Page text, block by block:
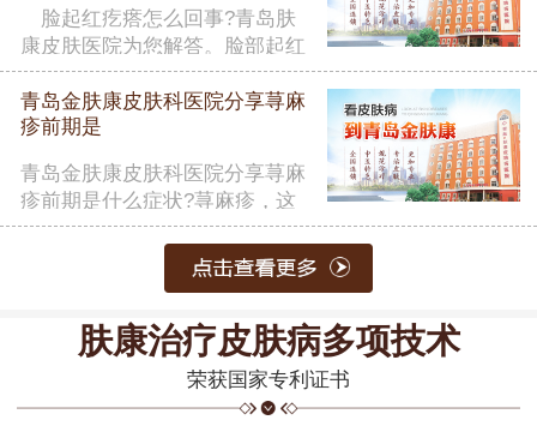
脸起红疙瘩怎么回事?青岛肤
康皮肤医院为您解答。脸部起红
疙瘩……【详细】
青岛金肤康皮肤科医院分享荨麻
疹前期是
青岛金肤康皮肤科医院分享荨麻
疹前期是什么症状?荨麻疹，这
一常……【详细】
肤康治疗皮肤病多项技术
荣获国家专利证书